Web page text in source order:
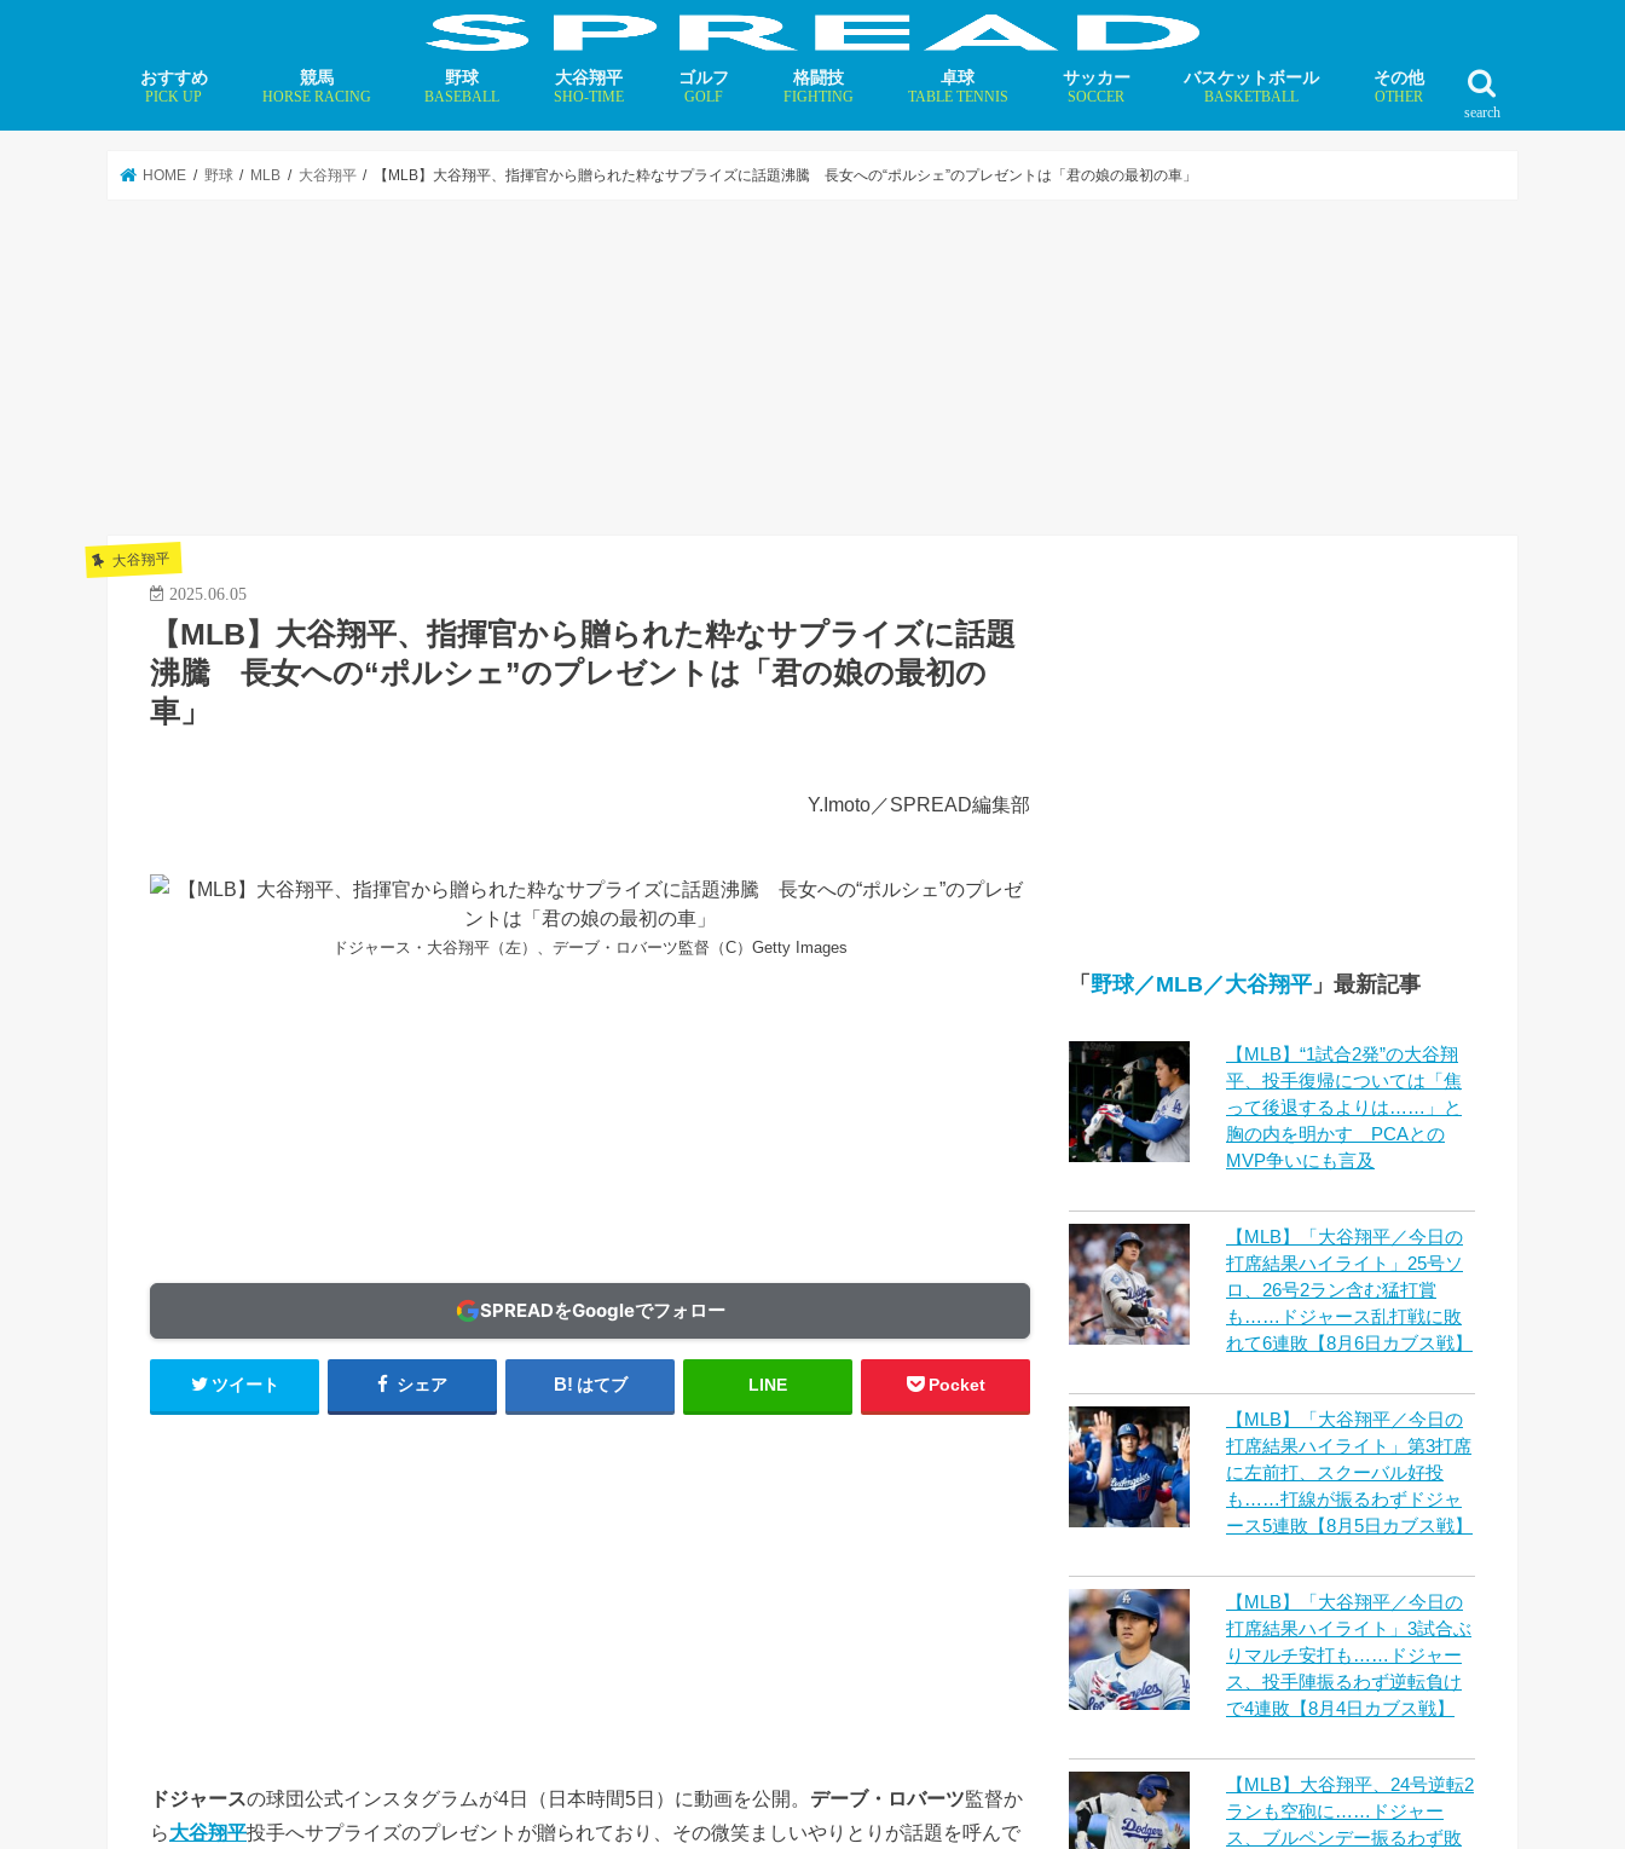
search
おすすめ
PICK UP
競馬
HORSE RACING
野球
BASEBALL
大谷翔平
SHO-TIME
ゴルフ
GOLF
格闘技
FIGHTING
卓球
TABLE TENNIS
サッカー
SOCCER
バスケットボール
BASKETBALL
その他
OTHER
HOME 野球 MLB 大谷翔平 【MLB】大谷翔平、指揮官から贈られた粋なサプライズに話題沸騰 長女への“ポルシェ”のプレゼントは「君の娘の最初の車」
大谷翔平
2025.06.05
【MLB】大谷翔平、指揮官から贈られた粋なサプライズに話題
沸騰 長女への“ポルシェ”のプレゼントは「君の娘の最初の
車」
Y.Imoto／SPREAD編集部
ドジャース・大谷翔平（左）、デーブ・ロバーツ監督（C）Getty Images
SPREADをGoogleでフォロー
ツイート シェア はてブ LINE Pocket
ドジャースの球団公式インスタグラムが4日（日本時間5日）に動画を公開。 デーブ・ロバーツ監督か
ら大谷翔平投手へサプライズのプレゼントが贈られており、その微笑ましいやりとりが話題を呼んで
「 野球／MLB／大谷翔平 」最新記事
【MLB】“1試合2発”の大谷翔
平、投手復帰については「焦
って後退するよりは……」と
胸の内を明かす PCAとの
MVP争いにも言及
【MLB】「大谷翔平／今日の
打席結果ハイライト」25号ソ
ロ、26号2ラン含む猛打賞
も……ドジャース乱打戦に敗
れて6連敗【8月6日カブス戦】
【MLB】「大谷翔平／今日の
打席結果ハイライト」第3打席
に左前打、スクーバル好投
も……打線が振るわずドジャ
ース5連敗【8月5日カブス戦】
【MLB】「大谷翔平／今日の
打席結果ハイライト」3試合ぶ
りマルチ安打も……ドジャー
ス、投手陣振るわず逆転負け
で4連敗【8月4日カブス戦】
【MLB】大谷翔平、24号逆転2
ランも空砲に……ドジャー
ス、ブルペンデー振るわず敗